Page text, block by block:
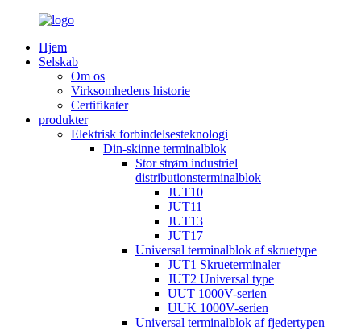
Hjem
Selskab
Om os
Virksomhedens historie
Certifikater
produkter
Elektrisk forbindelsesteknologi
Din-skinne terminalblok
Stor strøm industriel
distributionsterminalblok
JUT10
JUT11
JUT13
JUT17
Universal terminalblok af skruetype
JUT1 Skrueterminaler
JUT2 Universal type
UUT 1000V-serien
UUK 1000V-serien
Universal terminalblok af fjedertypen